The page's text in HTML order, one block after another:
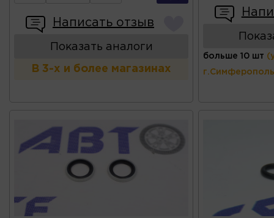
Написать отзыв
Показать аналоги
В 3-х и более магазинах
больше 10 шт